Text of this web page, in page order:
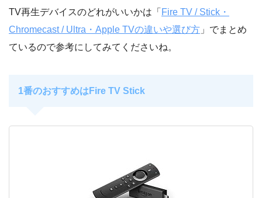
TV再生デバイスのどれがいいかは「 Fire TV / Stick・
Chromecast / Ultra・Apple TVの違いや選び方 」でまとめ
ているので参考にしてみてくださいね。
1番のおすすめはFire TV Stick